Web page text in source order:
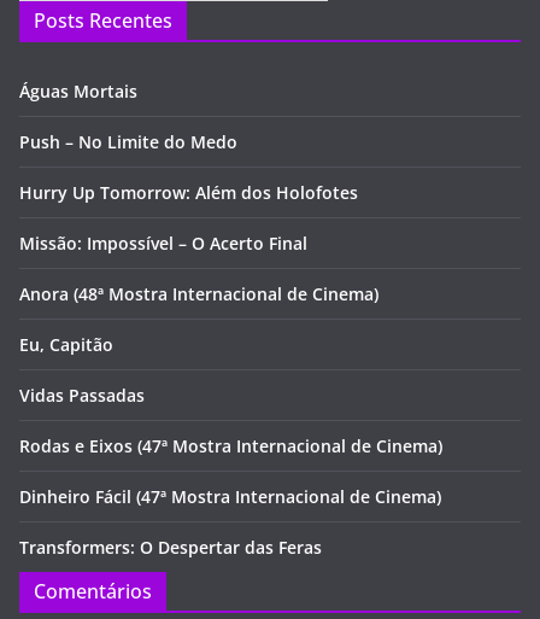
Posts Recentes
Águas Mortais
Push – No Limite do Medo
Hurry Up Tomorrow: Além dos Holofotes
Missão: Impossível – O Acerto Final
Anora (48ª Mostra Internacional de Cinema)
Eu, Capitão
Vidas Passadas
Rodas e Eixos (47ª Mostra Internacional de Cinema)
Dinheiro Fácil (47ª Mostra Internacional de Cinema)
Transformers: O Despertar das Feras
Comentários